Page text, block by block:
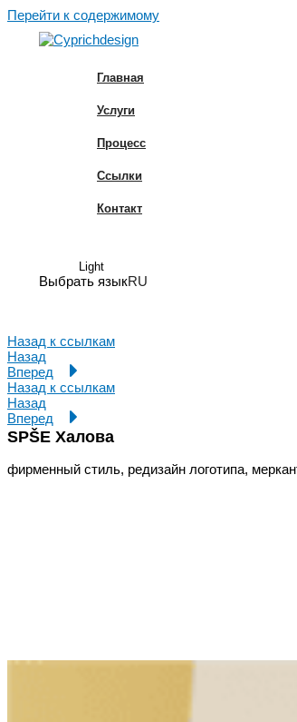
Перейти к содержимому
Главная
Услуги
Процесс
Ссылки
Контакт
Light
Выбрать язык
Назад к ссылкам
Назад
Вперед
Назад к ссылкам
Назад
Вперед
SPŠE Халова
фирменный стиль, редизайн логотипа,